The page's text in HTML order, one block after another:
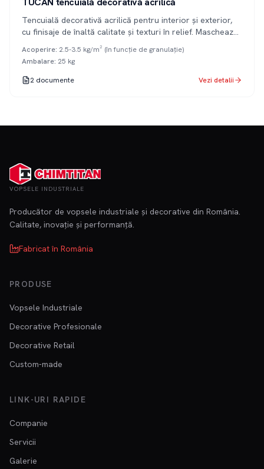
Tencuială decorativă acrilică pentru interior și exterior,
cu finisaje de înaltă calitate și texturi în relief. Maschează
eficient imperfecțiunile suprafețelor. Disponibilă în
granulații de 1mm, 2mm și 3mm, variante texturate și
zgâriate.
Acoperire: 2.5-3.5 kg/m² (în funcție de granulație)
Ambalare: 25 kg
2 documente Vezi detalii
VOPSELE INDUSTRIALE
Producător de vopsele industriale și decorative din România.
Calitate, inovație și performanță.
Fabricat în România
PRODUSE
Vopsele Industriale
Decorative Profesionale
Decorative Retail
Custom-made
LINK-URI RAPIDE
Companie
Servicii
Galerie